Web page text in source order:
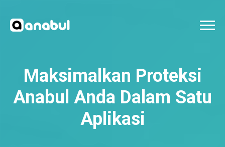
Maksimalkan Proteksi
Anabul Anda Dalam Satu
Aplikasi